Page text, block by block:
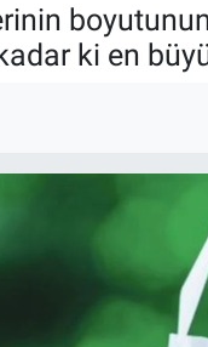
ki en